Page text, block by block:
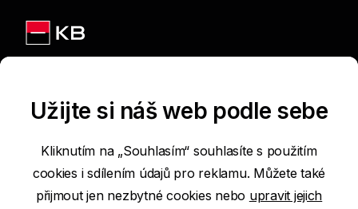
Podmínky používání internetových stránek
Užijte si náš web podle sebe
Kliknutím na „Souhlasím“ souhlasíte s použitím
cookies i sdílením údajů pro reklamu. Můžete také
přijmout jen nezbytné cookies nebo upravit jejich